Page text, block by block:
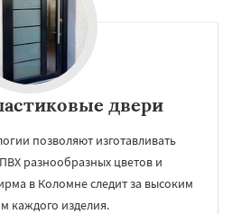
двери
позволяют изготавливать
разнообразных цветов и
в Коломне следит за высоким
каждого изделия.